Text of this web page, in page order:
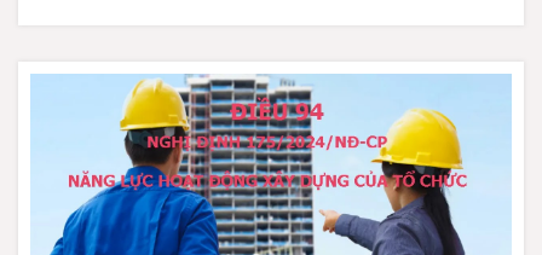
quản lý hiểu rõ các quy định pháp luật, kỹ năng tổ chức, kiểm
soát và đảm bảo an toàn – vệ sinh lao động trong doanh
nghiệp. Tuy nhiên, một trong những câu hỏi thường gặp là: 👉
“Chứng chỉ an toàn nhóm 1 có thời hạn bao lâu?” Hãy cùng tìm
hiểu chi tiết dưới đây! #CHỨNG CHỈ AN TOÀN VỆ SINH LAO
ĐỘNG NHÓM 1 CÓ THỜI GIAN BAO LÂU Theo Điều 18 Nghị định
44/2016/NĐ-CP , chứng chỉ an toàn lao động nhóm 1 có thời